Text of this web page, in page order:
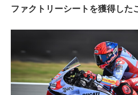
ファクトリーシートを獲得した